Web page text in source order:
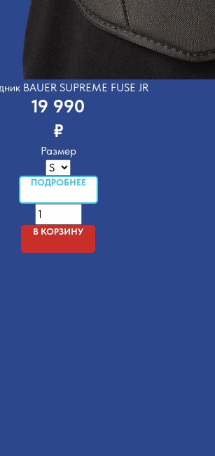
BAUER SUPREME FUSE JR
19 990
₽
Размер
ПОДРОБНЕЕ
В КОРЗИНУ